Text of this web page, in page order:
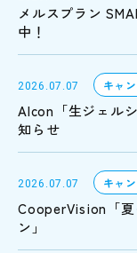
メルスプラン
中！
2026.07.07 キャ
Alcon「生ジェル
知らせ
2026.07.07 キャ
CooperVision「夏
ン」